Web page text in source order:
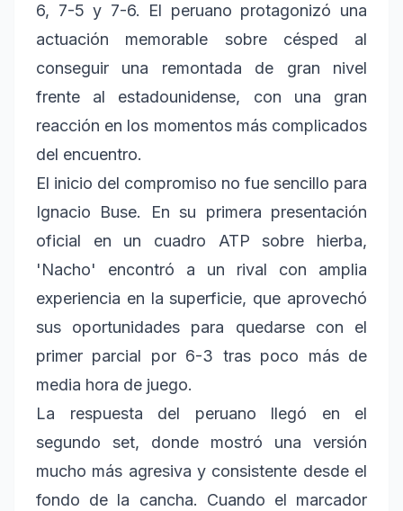
6, 7-5 y 7-6. El peruano protagonizó una
actuación memorable sobre césped al
conseguir una remontada de gran nivel
frente al estadounidense, con una gran
reacción en los momentos más complicados
del encuentro.
El inicio del compromiso no fue sencillo para
Ignacio Buse. En su primera presentación
oficial en un cuadro ATP sobre hierba,
'Nacho' encontró a un rival con amplia
experiencia en la superficie, que aprovechó
sus oportunidades para quedarse con el
primer parcial por 6-3 tras poco más de
media hora de juego.
La respuesta del peruano llegó en el
segundo set, donde mostró una versión
mucho más agresiva y consistente desde el
fondo de la cancha. Cuando el marcador